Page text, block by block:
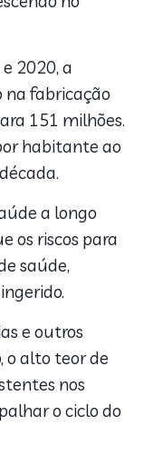
2020, a
fabricação
151 milhões.
habitante ao
a longo
os riscos para
saúde,
e outros
o alto teor de
nos
o ciclo do